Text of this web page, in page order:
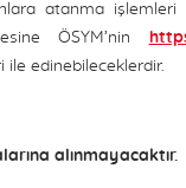
atanma işlemleri
ÖSYM’nin
ile edinebileceklerdir.
alınmayacaktır.